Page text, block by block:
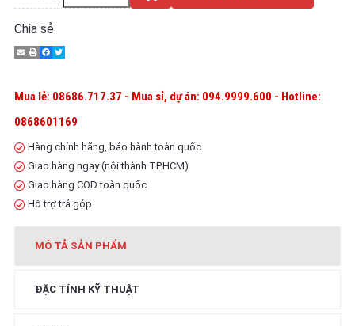
Chia sẻ
Mua lẻ: 08686.717.37 - Mua sỉ, dự án: 094.9999.600 - Hotline:
0868601169
Hàng chính hãng, bảo hành toàn quốc
Giao hàng ngay (nội thành TP.HCM)
Giao hàng COD toàn quốc
Hỗ trợ trả góp
MÔ TẢ SẢN PHẨM
ĐẶC TÍNH KỸ THUẬT